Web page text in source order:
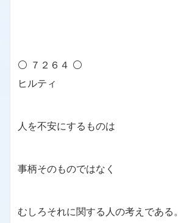
⚪ ７２６４ ⚪
ヒルティ
人を不安にするものは
事柄そのものではなく
むしろそれに関する人の考えである。